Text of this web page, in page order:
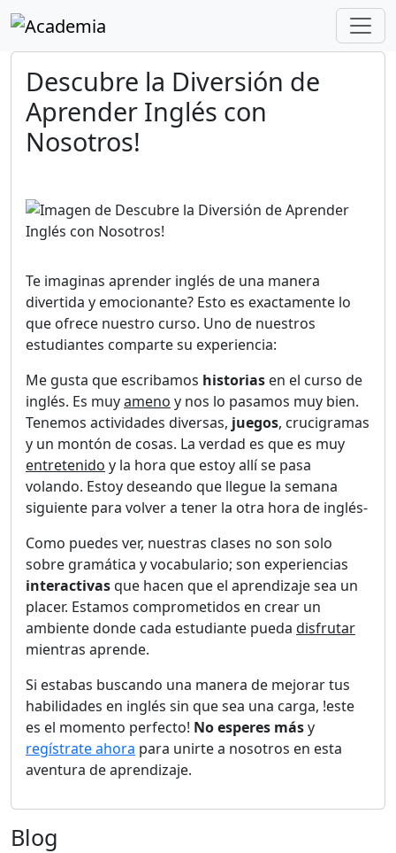
Descubre la Diversión de
Aprender Inglés con
Nosotros!
Te imaginas aprender inglés de una manera
divertida y emocionante? Esto es exactamente lo
que ofrece nuestro curso. Uno de nuestros
estudiantes comparte su experiencia:
Me gusta que escribamos historias en el curso de
inglés. Es muyameno y nos lo pasamos muy bien.
Tenemos actividades diversas, juegos, crucigramas
y un montón de cosas. La verdad es que es muy
entretenido y la hora que estoy allí se pasa
volando. Estoy deseando que llegue la semana
siguiente para volver a tener la otra hora de inglés-
Como puedes ver, nuestras clases no son solo
sobre gramática y vocabulario; son experiencias
interactivasque hacen que el aprendizaje sea un
placer. Estamos comprometidos en crear un
ambiente donde cada estudiante pueda disfrutar
mientras aprende.
Si estabas buscando una manera de mejorar tus
habilidades en inglés sin que sea una carga, !este
es el momento perfecto! No esperes másy
regístrate ahora para unirte a nosotros en esta
aventura de aprendizaje.
Blog